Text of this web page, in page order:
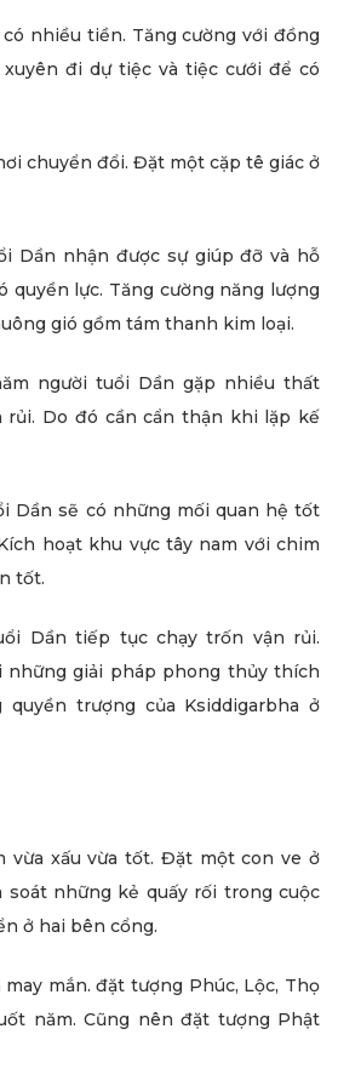
có nhiều tiền. Tăng cường với đồng
đi dự tiệc và tiệc cưới để có
chuyển đổi. Đặt một cặp tê giác ở
Dần nhận được sự giúp đỡ và hỗ
quyền lực. Tăng cường năng lượng
gió gồm tám thanh kim loại.
người tuổi Dần gặp nhiều thất
rủi. Do đó cần cẩn thận khi lặp kế
Dần sẽ có những mối quan hệ tốt
hoạt khu vực tây nam với chim
tốt.
Dần tiếp tục chạy trốn vận rủi.
những giải pháp phong thủy thích
trượng của Ksiddigarbha ở
vừa xấu vừa tốt. Đặt một con ve ở
những kẻ quấy rối trong cuộc
ở hai bên cổng.
mắn. đặt tượng Phúc, Lộc, Thọ
năm. Cũng nên đặt tượng Phật